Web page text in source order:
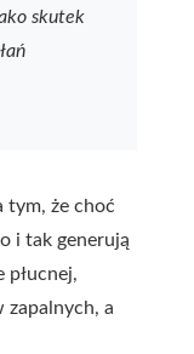
skutek
tym, że choć
i tak generują
płucnej,
zapalnych, a